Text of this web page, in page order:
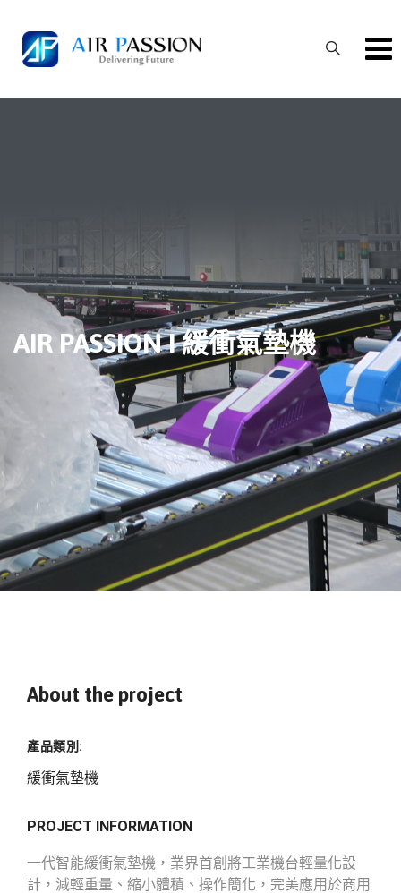
content
AIR PASSION I 緩衝氣墊機
About the project
產品類別:
緩衝氣墊機
PROJECT INFORMATION
一代智能緩衝氣墊機，業界首創將工業機台輕量化設
計，減輕重量、縮小體積、操作簡化，完美應用於商用